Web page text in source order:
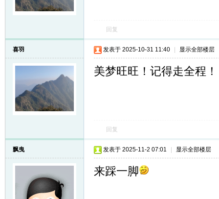
回复
喜羽 发表于 2025-10-31 11:40 显示全部楼层
美梦旺旺！记得走全程！
回复
飘曳 发表于 2025-11-2 07:01 显示全部楼层
来踩一脚